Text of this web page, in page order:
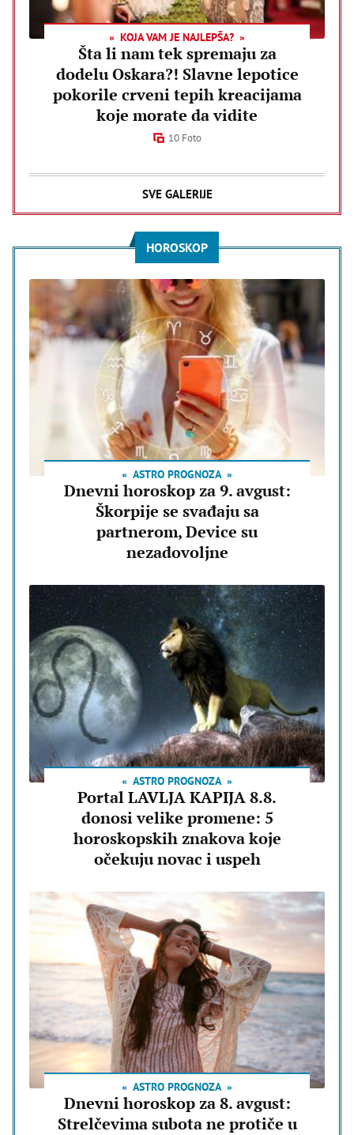
KOJA VAM JE NAJLEPŠA?
Šta li nam tek spremaju za
dodelu Oskara?! Slavne lepotice
pokorile crveni tepih kreacijama
koje morate da vidite
10 Foto
SVE GALERIJE
HOROSKOP
ASTRO PROGNOZA
Dnevni horoskop za 9. avgust:
Škorpije se svađaju sa
partnerom, Device su
nezadovoljne
ASTRO PROGNOZA
Portal LAVLJA KAPIJA 8.8.
donosi velike promene: 5
horoskopskih znakova koje
očekuju novac i uspeh
ASTRO PROGNOZA
Dnevni horoskop za 8. avgust:
Strelčevima subota ne protiče u